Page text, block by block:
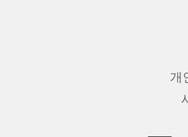
개